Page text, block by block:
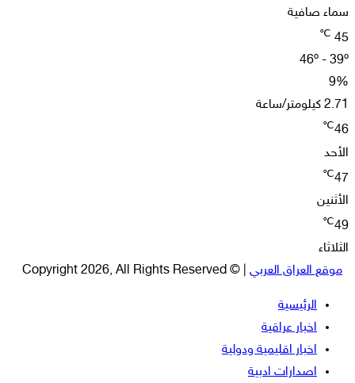
سماء صافية
45
℃
46º - 39º
9%
2.71 كيلومتر/ساعة
46
℃
الأحد
47
℃
الأثنين
49
℃
الثلاثاء
موقع العراق العربي | © Copyright 2026, All Rights Reserved
الرئيسية
اخبار عراقية
اخبار اقليمية ودولية
اصدارات ادبية